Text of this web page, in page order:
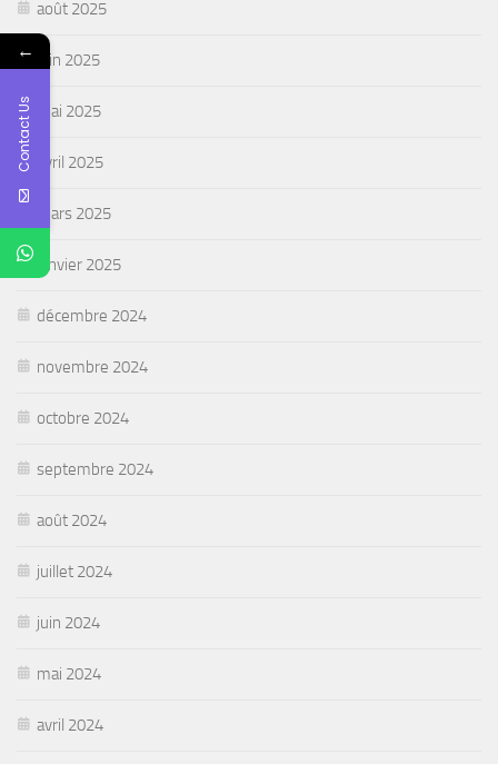
août 2025
juin 2025
mai 2025
avril 2025
mars 2025
janvier 2025
décembre 2024
novembre 2024
octobre 2024
septembre 2024
août 2024
juillet 2024
juin 2024
mai 2024
avril 2024
←
Contact Us